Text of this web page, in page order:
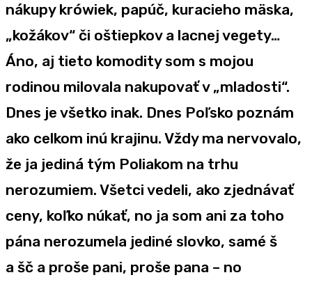
nákupy krówiek, papúč, kuracieho mäska,
„kožákov“ či oštiepkov a lacnej vegety…
Áno, aj tieto komodity som s mojou
rodinou milovala nakupovať v „mladosti“.
Dnes je všetko inak. Dnes Poľsko poznám
ako celkom inú krajinu. Vždy ma nervovalo,
že ja jediná tým Poliakom na trhu
nerozumiem. Všetci vedeli, ako zjednávať
ceny, koľko núkať, no ja som ani za toho
pána nerozumela jediné slovko, samé š
a šč a proše pani, proše pana – no